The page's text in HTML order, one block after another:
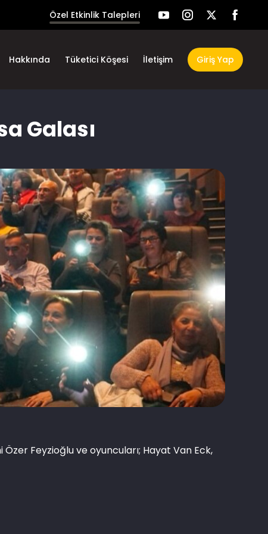
Özel Etkinlik Talepleri
Hakkında Tüketici Köşesi İletişim Giriş Yap
Galası
Feyzioğlu ve oyuncuları; Hayat Van Eck,